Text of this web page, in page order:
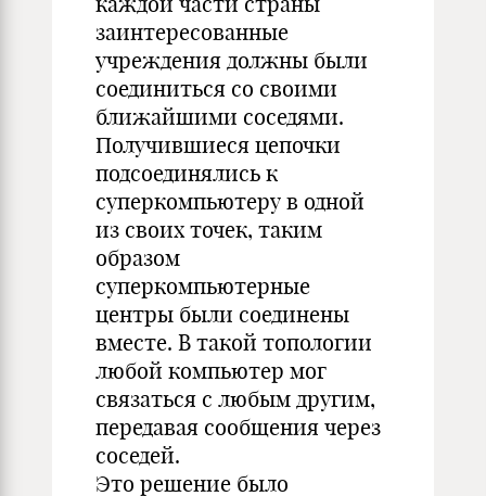
заинтересованные
учреждения должны были
соединиться со своими
ближайшими соседями.
Получившиеся цепочки
подсоединялись к
суперкомпьютеру в одной
из своих точек, таким
образом
суперкомпьютерные
центры были соединены
вместе. В такой топологии
любой компьютер мог
связаться с любым другим,
передавая сообщения через
соседей.
Это решение было